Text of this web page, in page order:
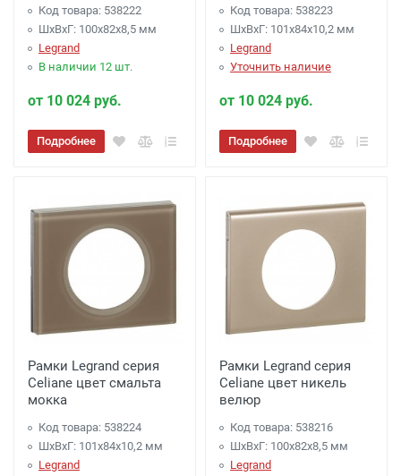
Код товара: 538222
ШхВхГ: 100x82x8,5 мм
Legrand
В наличии 12 шт.
от 10 024 руб.
Подробнее
Код товара: 538223
ШхВхГ: 101x84x10,2 мм
Legrand
Уточнить наличие
от 10 024 руб.
Подробнее
Рамки Legrand серия
Celiane цвет смальта
мокка
Код товара: 538224
ШхВхГ: 101x84x10,2 мм
Legrand
Рамки Legrand серия
Celiane цвет никель
велюр
Код товара: 538216
ШхВхГ: 100x82x8,5 мм
Legrand